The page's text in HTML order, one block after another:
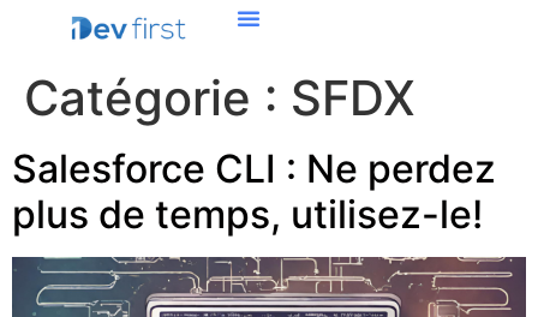
Catégorie : SFDX
Salesforce CLI : Ne perdez
plus de temps, utilisez-le!